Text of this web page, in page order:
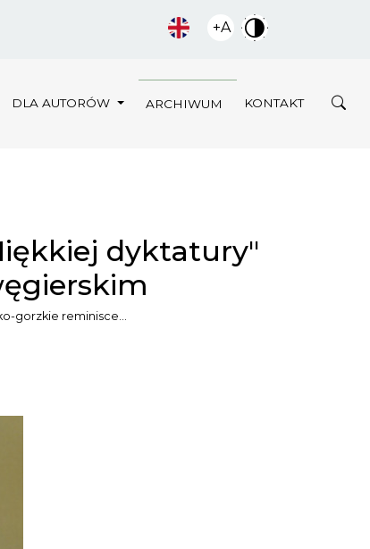
+A
DLA AUTORÓW ARCHIWUM KONTAKT
dyktatury"
gorzkie reminisce…